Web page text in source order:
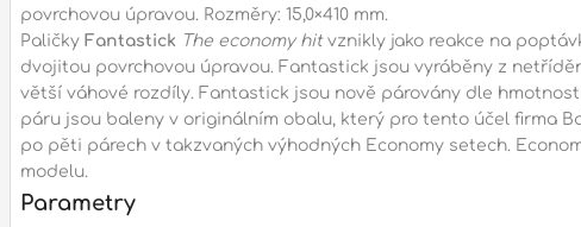
povrchovou úpravou. Rozměry: 15,0×410 mm.
Paličky Fantastick The economy hitvznikly jako reakce na
dvojitou povrchovou úpravou. Fantastick jsou vyráběny z
větší váhové rozdíly. Fantastick jsou nově párovány dle
páru jsou baleny v originálním obalu, který pro tento účel firma
po pěti párech v takzvaných výhodných Economy setech.
modelu.
Parametry